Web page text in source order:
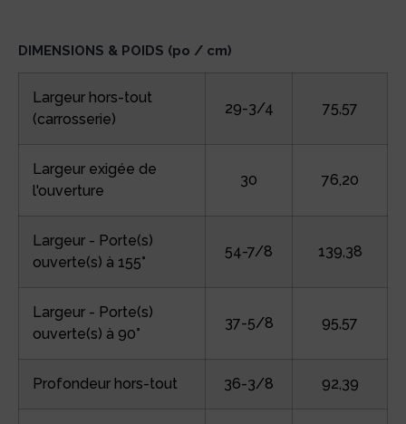
DIMENSIONS & POIDS (po / cm)
Largeur hors-tout
(carrosserie)
29-3/4 75,57
Largeur exigée de
l'ouverture
30 76,20
Largeur - Porte(s)
ouverte(s) à 155°
54-7/8 139,38
Largeur - Porte(s)
ouverte(s) à 90°
37-5/8 95,57
Profondeur hors-tout 36-3/8 92,39